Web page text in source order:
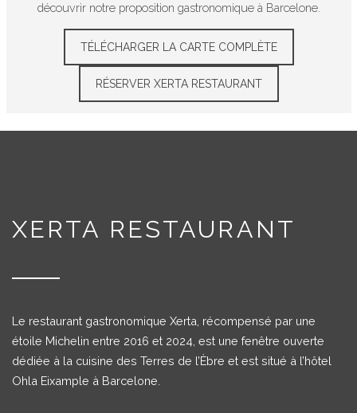
découvrir notre proposition gastronomique à Barcelone.
TÉLÉCHARGER LA CARTE COMPLÈTE
RÉSERVER XERTA RESTAURANT
XERTA RESTAURANT
Le restaurant gastronomique Xerta, récompensé par une
étoile Michelin entre 2016 et 2024, est une fenêtre ouverte
dédiée à la cuisine des Terres de l’Èbre et est situé à l’hôtel
Ohla Eixample à Barcelone.